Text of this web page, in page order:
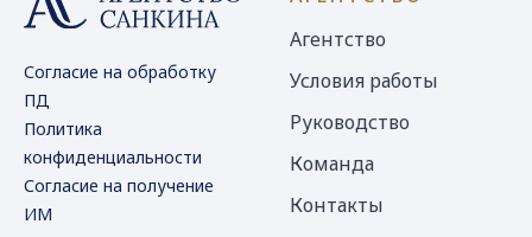
Согласие на обработку
ПД
Политика
конфиденциальности
Согласие на получение
ИМ
Агентство
Условия работы
Руководство
Команда
Контакты